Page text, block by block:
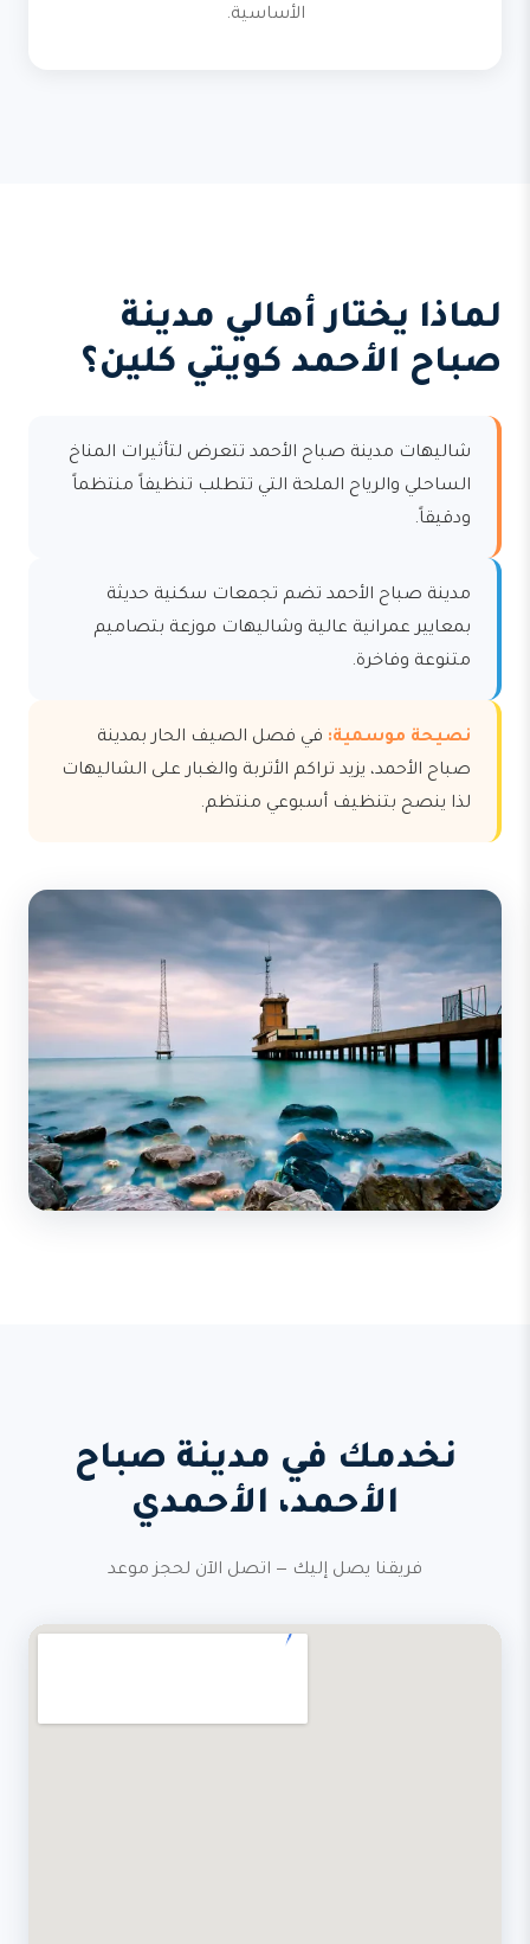
الأساسية.
لماذا يختار أهالي مدينة
صباح الأحمد كويتي كلين؟
شاليهات مدينة صباح الأحمد تتعرض لتأثيرات المناخ
الساحلي والرياح الملحة التي تتطلب تنظيفاً منتظماً
ودقيقاً.
مدينة صباح الأحمد تضم تجمعات سكنية حديثة
بمعايير عمرانية عالية وشاليهات موزعة بتصاميم
متنوعة وفاخرة.
نصيحة موسمية: في فصل الصيف الحار بمدينة
صباح الأحمد، يزيد تراكم الأتربة والغبار على الشاليهات
لذا ينصح بتنظيف أسبوعي منتظم.
نخدمك في مدينة صباح
الأحمد، الأحمدي
فريقنا يصل إليك — اتصل الآن لحجز موعد